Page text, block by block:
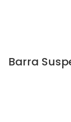
Barra